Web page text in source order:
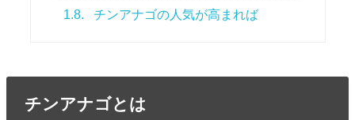
1.8. チンアナゴの人気が高まれば
チンアナゴとは